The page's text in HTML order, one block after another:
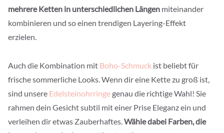
mehrere Ketten in unterschiedlichen Längen miteinander
kombinieren und so einen trendigen Layering-Effekt
erzielen.
Auch die Kombination mit Boho-Schmuck ist beliebt für
frische sommerliche Looks. Wenn dir eine Kette zu groß ist,
sind unsere Edelsteinohrringe genau die richtige Wahl! Sie
rahmen dein Gesicht subtil mit einer Prise Eleganz ein und
verleihen dir etwas Zauberhaftes.Wähle dabei Farben, die